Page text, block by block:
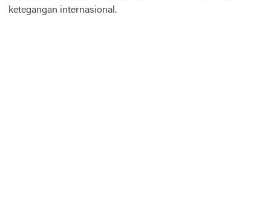
ketegangan internasional.